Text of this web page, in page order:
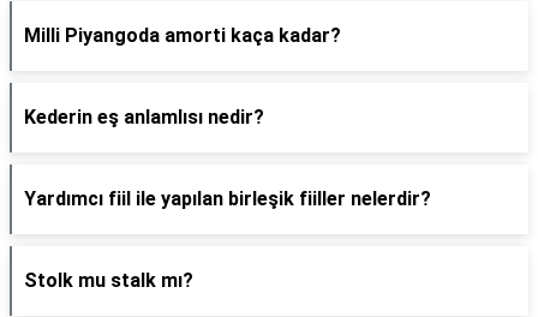
Milli Piyangoda amorti kaça kadar?
Kederin eş anlamlısı nedir?
Yardımcı fiil ile yapılan birleşik fiiller nelerdir?
Stolk mu stalk mı?